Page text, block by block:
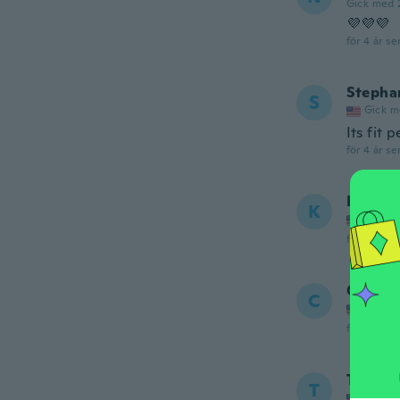
Gick med
💜💜💜
för 4 år
S Gick
Its fit
för 4 år
K Kendra
Gick
för 4 år sen
C Corbyn
Gick
för 4 år sen
T Telazia